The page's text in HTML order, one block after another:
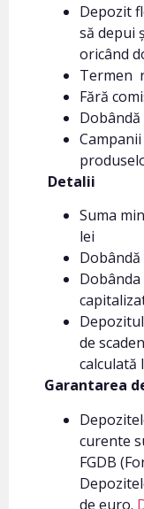
Depozit
să depui
oricând
Termen
Fără
Detalii
Suma
lei
de
calculată
Garantarea
curente
FGDB
de euro.